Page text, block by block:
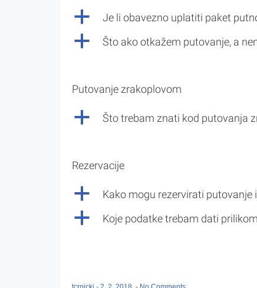
a Je li obavezno uplatiti paket
a Što ako otkažem putovanje, a
Putovanje zrakoplovom
a Što trebam znati kod putovanja
Rezervacije
a Kako mogu rezervirati putovanje
a Koje podatke trebam dati